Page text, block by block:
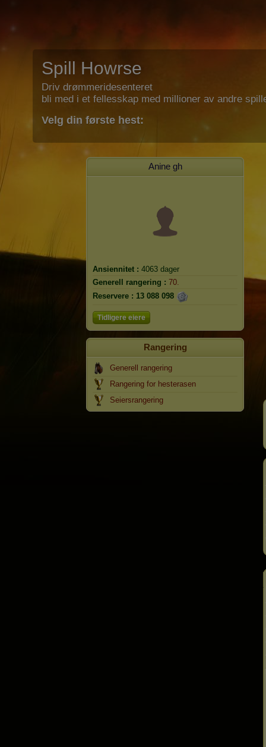
Spill Howrse
Driv drømmeridesenteret
bli med i et fellesskap med millioner av andre
Velg din første hest:
Anine gh
Ansiennitet : 4063 dager
Generell rangering : 70.
Reservere : 13 088 098
Tidligere eiere
Rangering
Generell rangering
Rangering for hesterasen
Seiersrangering